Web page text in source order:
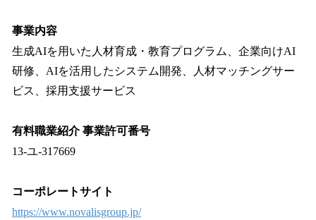
事業内容
生成AIを用いた人材育成・教育プログラム、企業向けAI
研修、AIを活用したシステム開発、人材マッチングサー
ビス、採用支援サービス
有料職業紹介 事業許可番号
13-ユ-317669
コーポレートサイト
https://www.novalisgroup.jp/